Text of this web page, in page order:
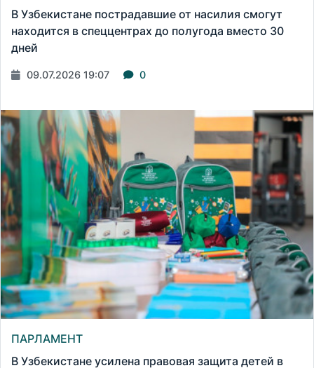
В Узбекистане пострадавшие от насилия смогут
находится в спеццентрах до полугода вместо 30
дней
09.07.2026 19:07 0
ПАРЛАМЕНТ
В Узбекистане усилена правовая защита детей в